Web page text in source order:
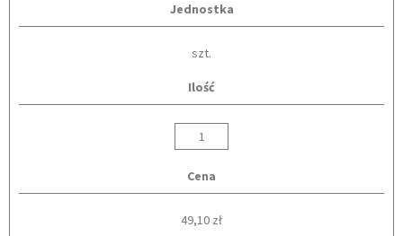
Jednostka
szt.
Ilość
Cena
49,10 zł